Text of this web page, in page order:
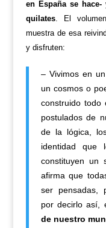
en España se
quilates. El
muestra de esa
y disfruten:
– Vivimos en
un cosmos o
construido todo
postulados de
de la lógica,
identidad que
constituyen un
afirma que
ser pensadas,
por decirlo así,
de nuestro